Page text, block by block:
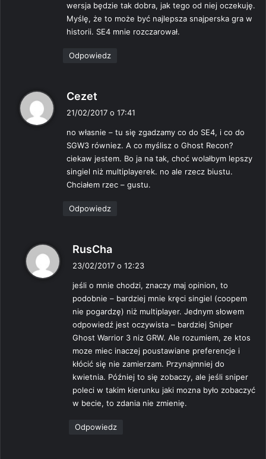
wersja będzie tak dobra, jak tego od niej oczekuję.
Myślę, że to może być najlepsza snajperska gra w
historii. SE4 mnie rozczarował.
Odpowiedz
Cezet
z
e
:
21/02/2017 o 17:41
no własnie – tu się zgadzamy co do SE4, i co do
SGW3 równiez. A co myślisz o Ghost Recon?
ciekaw jestem. Bo ja na tak, choć wolałbym lepszy
singiel niż multiplayerek. no ale rzecz biustu.
Chciałem rzec – gustu.
Odpowiedz
RusCha
z
e
:
23/02/2017 o 12:23
jeśli o mnie chodzi, znaczy maj opinion, to
podobnie – bardziej mnie kręci singiel (coopem
nie pogardzę) niż multiplayer. Jednym słowem
odpowiedź jest oczywista – bardziej Sniper
Ghost Warrior 3 niz GRW. Ale rozumiem, ze ktos
moze miec inaczej poustawiane preferencje i
kłócić się nie zamierzam. Przynajmniej do
kwietnia. Później to się zobaczy, ale jeśli sniper
poleci w takim kierunku jaki mozna było zobaczyć
w becie, to zdania nie zmienię.
Odpowiedz